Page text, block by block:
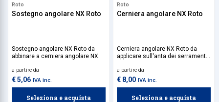
Roto
Sostegno angolare NX Roto
Sostegno angolare NX Roto da
abbinare a cerniera angolare NX.
a partire da
€ 5,06 IVA inc.
Seleziona e acquista
Roto
Cerniera angolare NX Roto
Cerniera angolare NX Roto da
applicare sull'anta dei serramenti
ribalta. Da abbinare
esclusivamente al suo sostegno
a partire da
€ 8,00 IVA inc.
Seleziona e acquista